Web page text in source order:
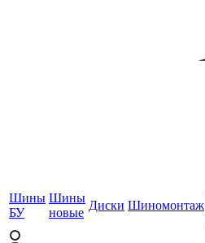
Шины
БУ
Шины
новые
Диски Шиномонтаж